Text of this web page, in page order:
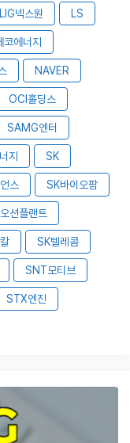
LIG넥스원 LS
코에너지
NAVER
OCI홀딩스
SAMG엔터
지 SK
스 SK바이오팜
션플랜트
SK텔레콤
SNT모티브
STX엔진